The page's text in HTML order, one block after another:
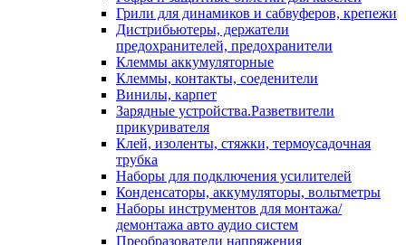
Грили для динамиков и сабвуферов, крепежи
Дистрибьютеры, держатели
предохранителей, предохранители
Клеммы аккумуляторные
Клеммы, контакты, соеденители
Винилы, карпет
Зарядные устройства.Разветвители
прикуривателя
Клей, изоленты, стяжки, термоусадочная
трубка
Наборы для подключения усилителей
Конденсаторы, аккумуляторы, вольтметры
Наборы инструментов для монтажа/
демонтажа авто аудио систем
Преобразователи напряжения